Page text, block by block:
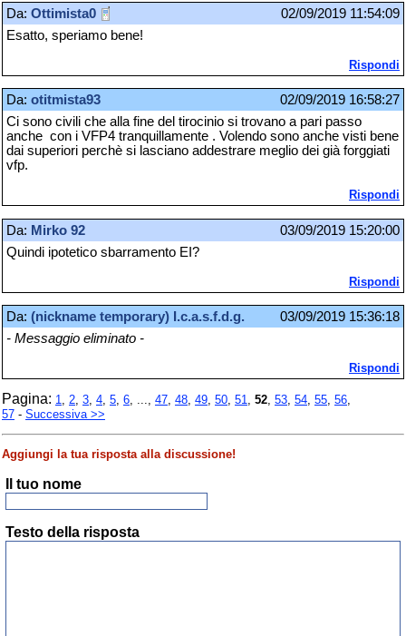
Da: Ottimista0
02/09/2019 11:54:09
Esatto, speriamo bene!
Rispondi
Da: otitmista93
02/09/2019 16:58:27
Ci sono civili che alla fine del tirocinio si trovano a pari passo
anche con i VFP4 tranquillamente . Volendo sono anche visti bene
dai superiori perchè si lasciano addestrare meglio dei già forggiati
vfp.
Rispondi
Da: Mirko 92
03/09/2019 15:20:00
Quindi ipotetico sbarramento EI?
Rispondi
Da: (nickname temporary) I.c.a.s.f.d.g.
03/09/2019 15:36:18
- Messaggio eliminato -
Rispondi
Pagina: 1, 2, 3, 4, 5, 6, ..., 47, 48, 49, 50, 51, 52, 53, 54, 55, 56,
57 - Successiva >>
Aggiungi la tua risposta alla discussione!
Il tuo nome
Testo della risposta